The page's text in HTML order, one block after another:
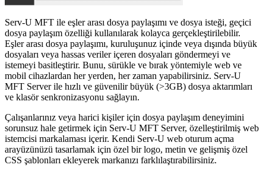
Serv-U MFT ile eşler arası dosya paylaşımı ve dosya isteği, geçici
dosya paylaşım özelliği kullanılarak kolayca gerçekleştirilebilir.
Eşler arası dosya paylaşımı, kuruluşunuz içinde veya dışında büyük
dosyaları veya hassas veriler içeren dosyaları göndermeyi ve
istemeyi basitleştirir. Bunu, sürükle ve bırak yöntemiyle web ve
mobil cihazlardan her yerden, her zaman yapabilirsiniz. Serv-U
MFT Server ile hızlı ve güvenilir büyük (>3GB) dosya aktarımları
ve klasör senkronizasyonu sağlayın.
Çalışanlarınız veya harici kişiler için dosya paylaşım deneyimini
sorunsuz hale getirmek için Serv-U MFT Server, özelleştirilmiş web
istemcisi markalaması içerir. Kendi Serv-U web oturum açma
arayüzünüzü tasarlamak için özel bir logo, metin ve gelişmiş özel
CSS şablonları ekleyerek markanızı farklılaştırabilirsiniz.